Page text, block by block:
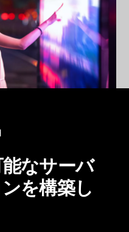
なサーバ
を構築し